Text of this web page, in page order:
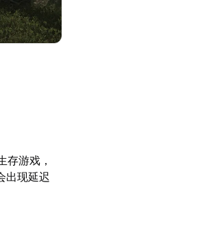
存游戏，
出现延迟